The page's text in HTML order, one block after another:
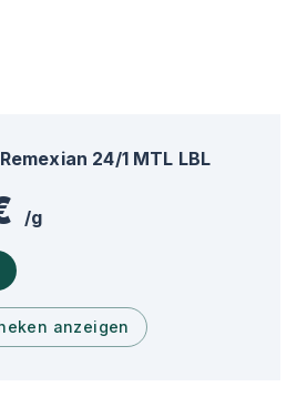
Remexian 24/1 MTL LBL
/g
anzeigen